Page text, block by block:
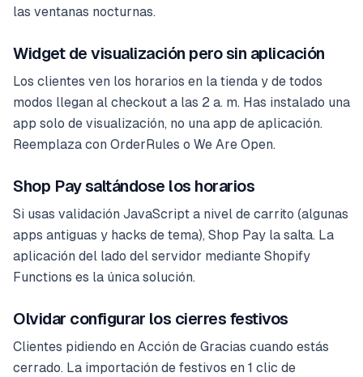
las ventanas nocturnas.
Widget de visualización pero sin aplicación
Los clientes ven los horarios en la tienda y de todos
modos llegan al checkout a las 2 a. m. Has instalado una
app solo de visualización, no una app de aplicación.
Reemplaza con OrderRules o We Are Open.
Shop Pay saltándose los horarios
Si usas validación JavaScript a nivel de carrito (algunas
apps antiguas y hacks de tema), Shop Pay la salta. La
aplicación del lado del servidor mediante Shopify
Functions es la única solución.
Olvidar configurar los cierres festivos
Clientes pidiendo en Acción de Gracias cuando estás
cerrado. La importación de festivos en 1 clic de